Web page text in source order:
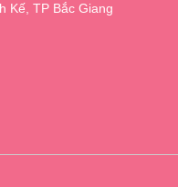
Kế, TP Bắc Giang